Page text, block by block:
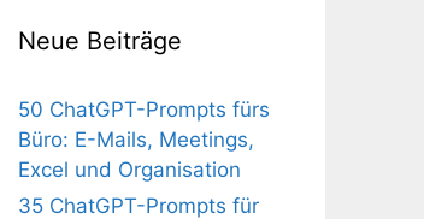
Neue Beiträge
50 ChatGPT-Prompts fürs
Büro: E-Mails, Meetings,
Excel und Organisation
35 ChatGPT-Prompts für